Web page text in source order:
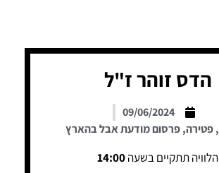
הדס זוהר ז"ל
09/06/2024
,פטירה,פרסום מודעת אבל בהארץ
הלוויה תתקיים בשעה14:00